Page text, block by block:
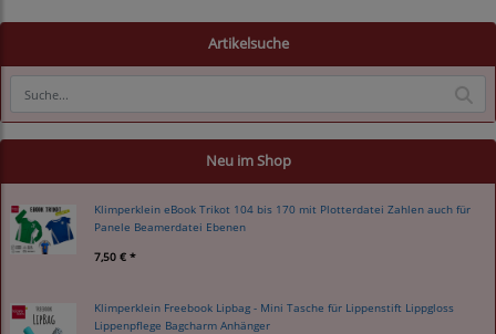
Artikelsuche
Neu im Shop
Klimperklein eBook Trikot 104 bis 170 mit Plotterdatei Zahlen auch für
Panele Beamerdatei Ebenen
7,50 € *
Klimperklein Freebook Lipbag - Mini Tasche für Lippenstift Lippgloss
Lippenpflege Bagcharm Anhänger